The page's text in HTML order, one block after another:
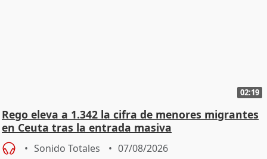
02:19
Rego eleva a 1.342 la cifra de menores migrantes
en Ceuta tras la entrada masiva
Sonido Totales 07/08/2026